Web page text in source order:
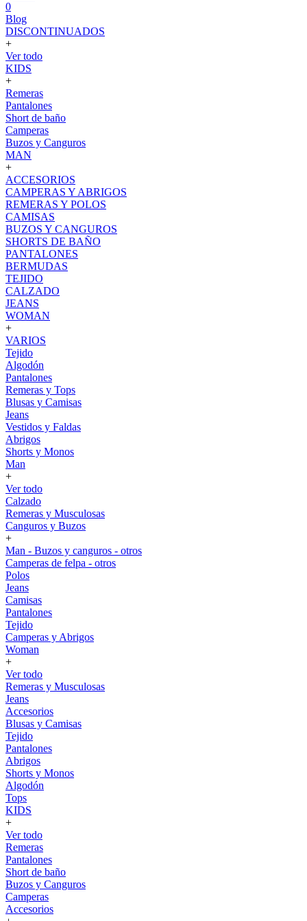
0
Blog
DISCONTINUADOS
+
Ver todo
KIDS
+
Remeras
Pantalones
Short de baño
Camperas
Buzos y Canguros
MAN
+
ACCESORIOS
CAMPERAS Y ABRIGOS
REMERAS Y POLOS
CAMISAS
BUZOS Y CANGUROS
SHORTS DE BAÑO
PANTALONES
BERMUDAS
TEJIDO
CALZADO
JEANS
WOMAN
+
VARIOS
Tejido
Algodón
Pantalones
Remeras y Tops
Blusas y Camisas
Jeans
Vestidos y Faldas
Abrigos
Shorts y Monos
Man
+
Ver todo
Calzado
Remeras y Musculosas
Canguros y Buzos
+
Man - Buzos y canguros - otros
Camperas de felpa - otros
Polos
Jeans
Camisas
Pantalones
Tejido
Camperas y Abrigos
Woman
+
Ver todo
Remeras y Musculosas
Jeans
Accesorios
Blusas y Camisas
Tejido
Pantalones
Abrigos
Shorts y Monos
Algodón
Tops
KIDS
+
Ver todo
Remeras
Pantalones
Short de baño
Buzos y Canguros
Camperas
Accesorios